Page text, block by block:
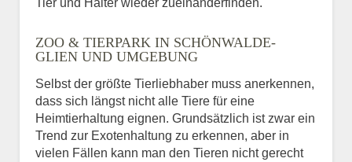
ZOO & TIERPARK IN SCHÖNWALDE-
GLIEN UND UMGEBUNG
Selbst der größte Tierliebhaber muss anerkennen,
dass sich längst nicht alle Tiere für eine
Heimtierhaltung eignen. Grundsätzlich ist zwar ein
Trend zur Exotenhaltung zu erkennen, aber in
vielen Fällen kann man den Tieren nicht gerecht